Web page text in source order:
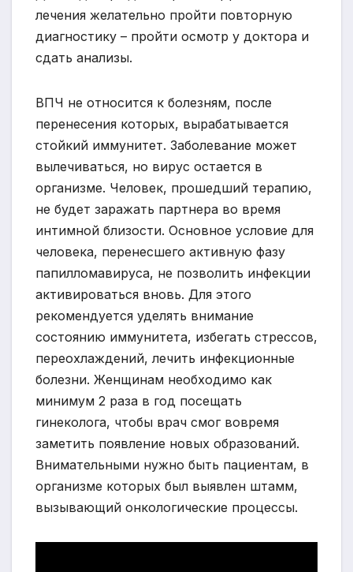
лечения желательно пройти повторную
диагностику – пройти осмотр у доктора и
сдать анализы.
ВПЧ не относится к болезням, после
перенесения которых, вырабатывается
стойкий иммунитет. Заболевание может
вылечиваться, но вирус остается в
организме. Человек, прошедший терапию,
не будет заражать партнера во время
интимной близости. Основное условие для
человека, перенесшего активную фазу
папилломавируса, не позволить инфекции
активироваться вновь. Для этого
рекомендуется уделять внимание
состоянию иммунитета, избегать стрессов,
переохлаждений, лечить инфекционные
болезни. Женщинам необходимо как
минимум 2 раза в год посещать
гинеколога, чтобы врач смог вовремя
заметить появление новых образований.
Внимательными нужно быть пациентам, в
организме которых был выявлен штамм,
вызывающий онкологические процессы.